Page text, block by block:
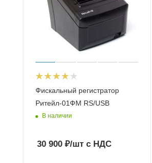
Фискальный регистратор
Ритейл-01ФМ RS/USB
В наличии
30 900 ₽/шт с НДС